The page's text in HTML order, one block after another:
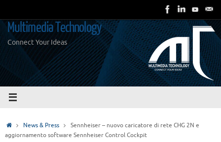
contenuto
Multimedia Technology
Connect Your Ideas
HomeNews & Press
Sennheiser – nuovo caricatore di rete CHG 2N e
aggiornamento software Sennheiser Control Cockpit